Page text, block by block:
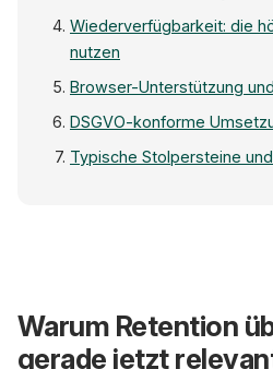
Wiederverfügbarkeit: die
nutzen
Browser-Unterstützung
DSGVO-konforme
Typische Stolpersteine
Warum Retention
gerade jetzt